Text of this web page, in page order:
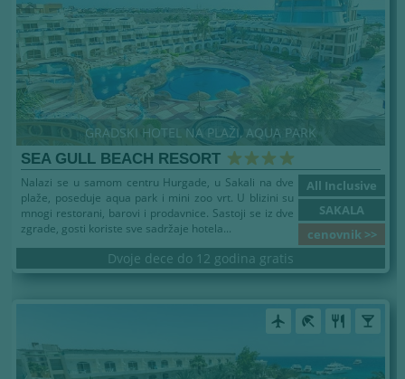
GRADSKI HOTEL NA PLAŽI, AQUA PARK
SEA GULL BEACH RESORT
All Inclusive
SAKALA
cenovnik >>
Nalazi se u samom centru Hurgade, u Sakali na dve
plaže, poseduje aqua park i mini zoo vrt. U blizini su
mnogi restorani, barovi i prodavnice. Sastoji se iz dve
zgrade, gosti koriste sve sadržaje hotela...
Dvoje dece do 12 godina gratis
airplanemode_active beach_access restaurant local_bar